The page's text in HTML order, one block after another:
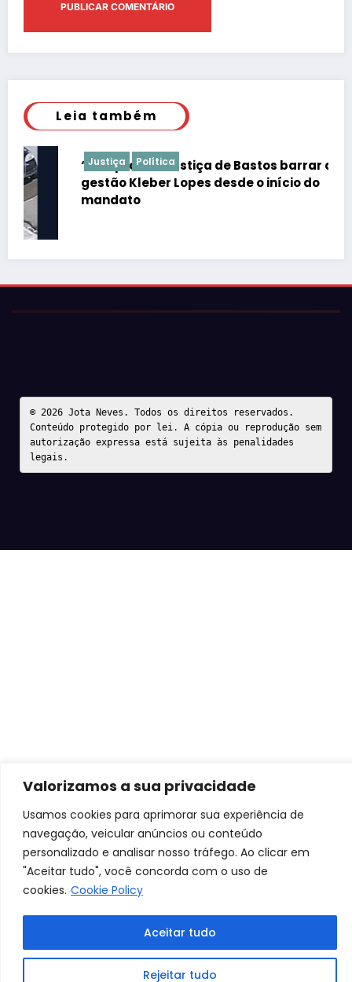
Valorizamos a sua privacidade
Usamos cookies para aprimorar sua experiência de
navegação, veicular anúncios ou conteúdo
personalizado e analisar nosso tráfego. Ao clicar em
"Aceitar tudo", você concorda com o uso de
cookies. Cookie Policy
Rejeitar tudo
Aceitar tudo
Leia também
Justiça Política
“É de praxe”: Justiça de Bastos barrar atos da
gestão Kleber Lopes desde o início do
mandato
© 2026 Jota Neves. Todos os direitos reservados.
Conteúdo protegido por lei. A cópia ou reprodução sem
autorização expressa está sujeita às penalidades
legais.